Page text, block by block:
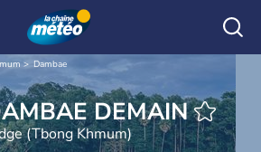
Dambae
DAMBAE DEMAIN
(Tbong Khmum)